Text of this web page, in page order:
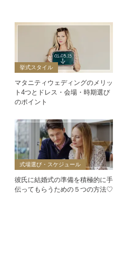
挙式スタイル
マタニティウェディングのメリッ
ト4つとドレス・会場・時期選び
のポイント
式場選び・スケジュール
彼氏に結婚式の準備を積極的に手
伝ってもらうための５つの方法♡